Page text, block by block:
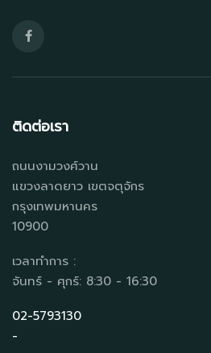
ติดต่อเรา
ถนนงามวงศ์วาน
แขวงลาดยาว เขตจตุจักร
กรุงเทพมหานคร
10900
เวลาทำการ :
จันทร์ - ศุกร์: 8:30 - 16:30
02-5793130
-